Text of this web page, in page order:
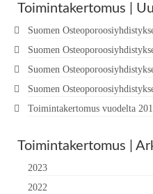
Toimintakertomus |
Suomen
Suomen
Suomen
Suomen
Toimintakertomus vuodelta
Toimintakertomus |
2023
2022